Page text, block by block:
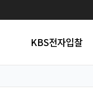
KBS전자입찰